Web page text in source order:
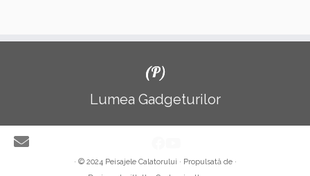
(P)
Lumea Gadgeturilor
· © 2024 Peisajele Calatorului · Propulsată de·